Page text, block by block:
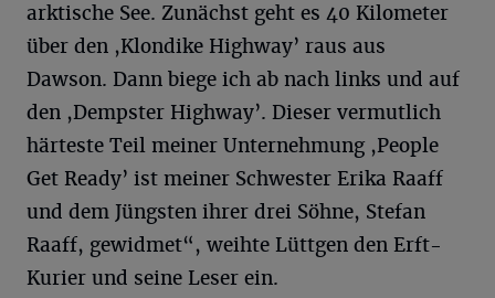
arktische See. Zunächst geht es 40 Kilometer
über den ,Klondike Highway’ raus aus
Dawson. Dann biege ich ab nach links und auf
den ,Dempster Highway’. Dieser vermutlich
härteste Teil meiner Unternehmung ,People
Get Ready’ ist meiner Schwester Erika Raaff
und dem Jüngsten ihrer drei Söhne, Stefan
Raaff, gewidmet“, weihte Lüttgen den Erft-
Kurier und seine Leser ein.